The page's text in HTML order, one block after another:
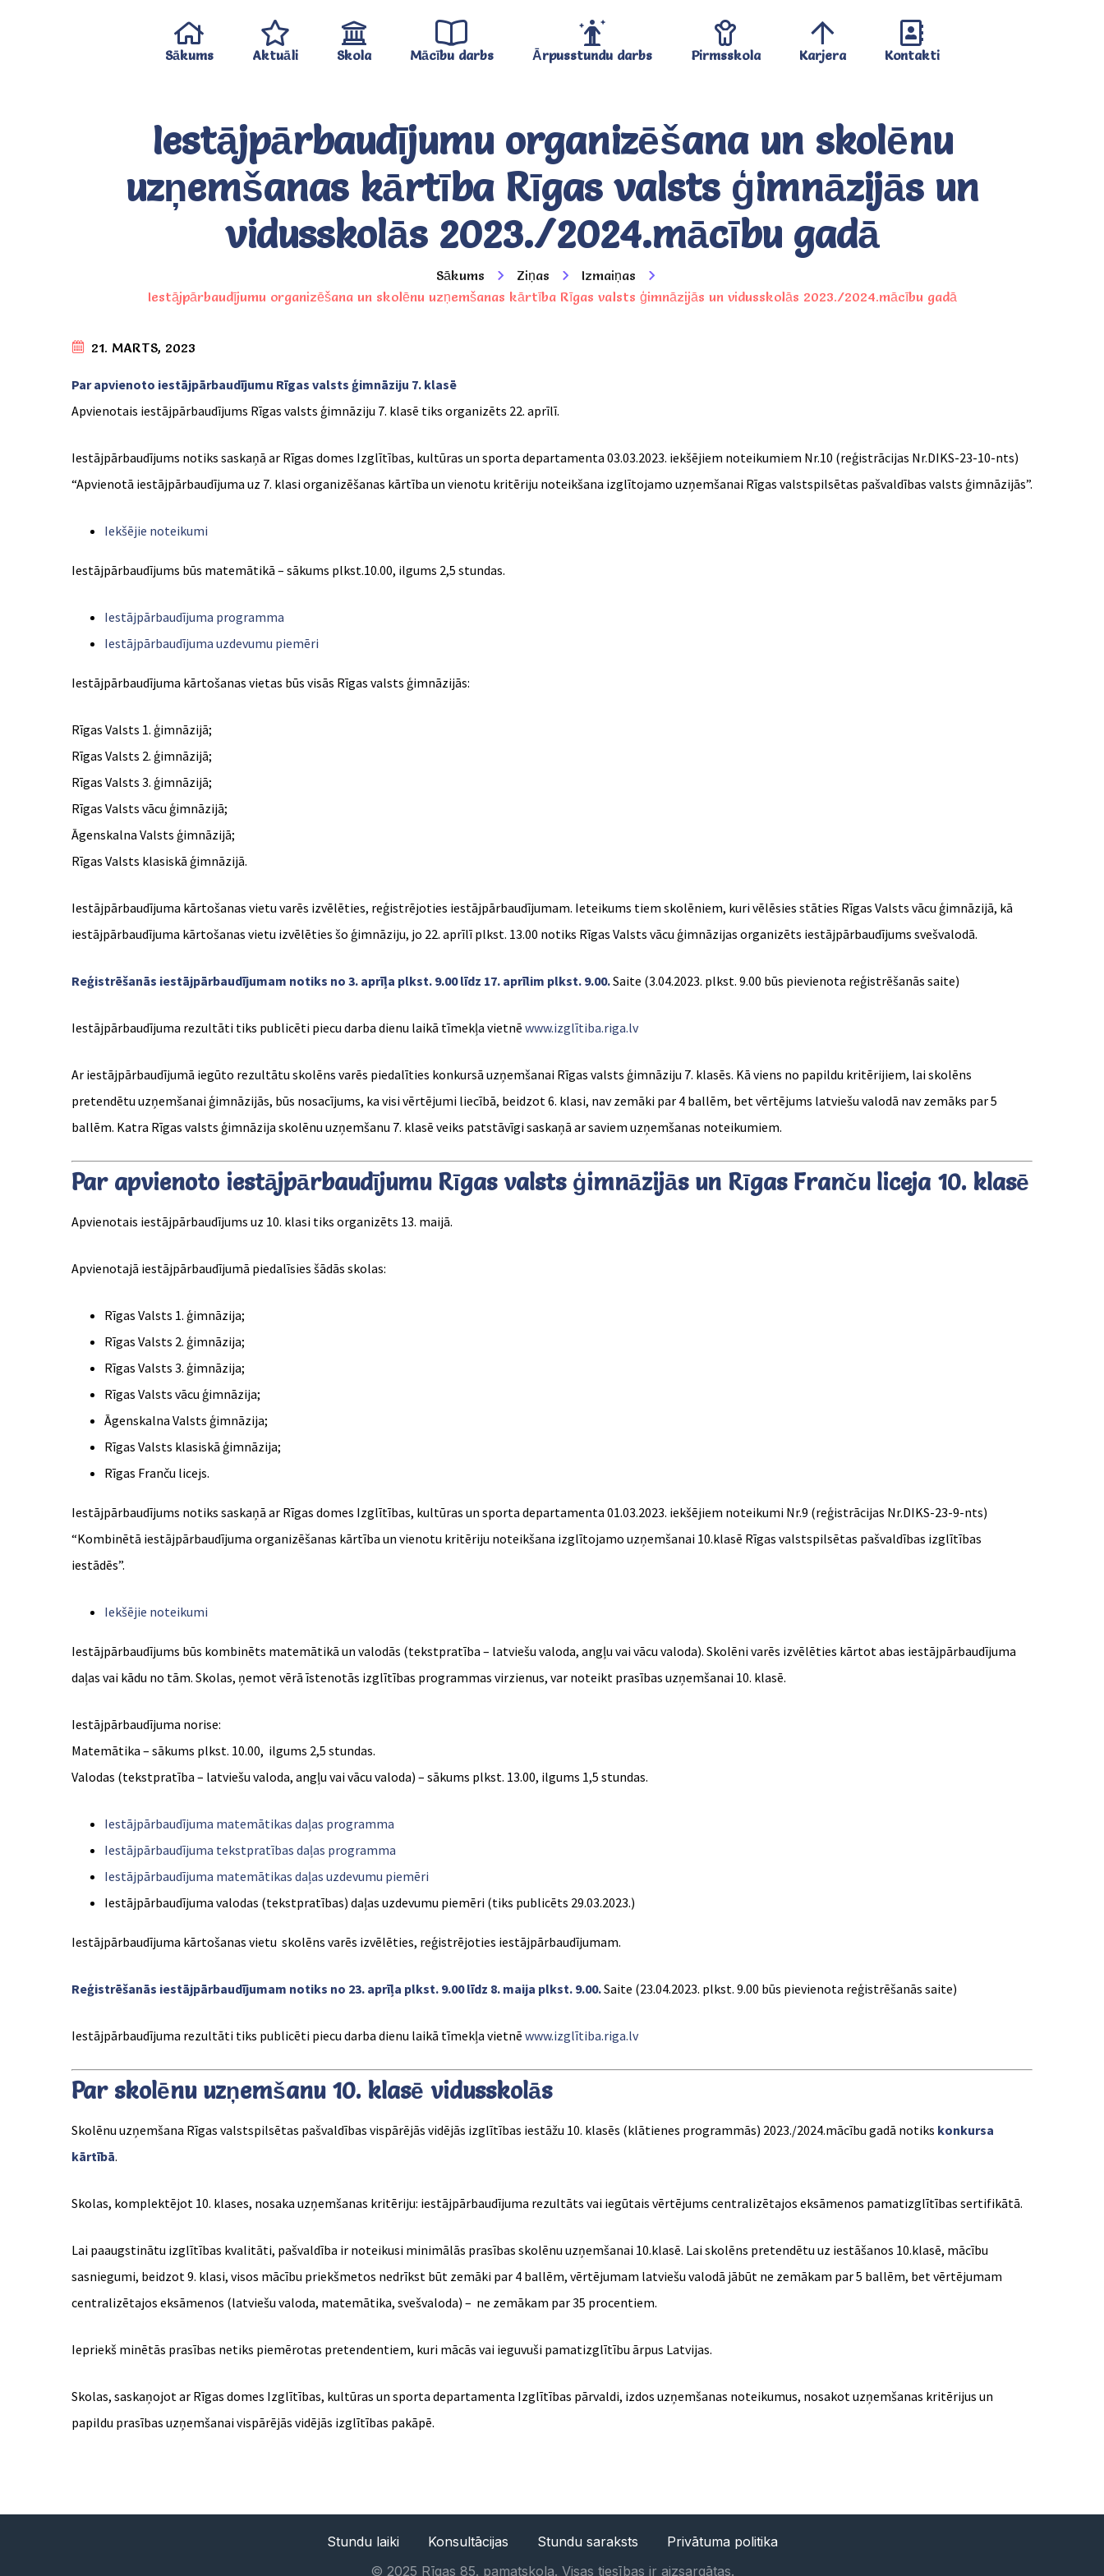
Sākums Aktuāli Skola Mācību darbs Ārpusstundu darbs Pirmsskola Karjera Kontakti
Iestājpārbaudījumu organizēšana un skolēnu
uzņemšanas kārtība Rīgas valsts ģimnāzijās un
vidusskolās 2023./2024.mācību gadā
Sākums Ziņas
Izmaiņas
Iestājpārbaudījumu organizēšana un skolēnu uzņemšanas kārtība Rīgas valsts ģimnāzijās un vidusskolās 2023./2024.mācību gadā
21. MARTS, 2023
Par apvienoto iestājpārbaudījumu Rīgas valsts ģimnāziju 7. klasē
Apvienotais iestājpārbaudījums Rīgas valsts ģimnāziju 7. klasē tiks organizēts 22. aprīlī.
Iestājpārbaudījums notiks saskaņā ar Rīgas domes Izglītības, kultūras un sporta departamenta 03.03.2023. iekšējiem noteikumiem Nr.10 (reģistrācijas Nr.DIKS-23-10-nts)
“Apvienotā iestājpārbaudījuma uz 7. klasi organizēšanas kārtība un vienotu kritēriju noteikšana izglītojamo uzņemšanai Rīgas valstspilsētas pašvaldības valsts ģimnāzijās”.
Iekšējie noteikumi
Iestājpārbaudījums būs matemātikā – sākums plkst.10.00, ilgums 2,5 stundas.
Iestājpārbaudījuma programma
Iestājpārbaudījuma uzdevumu piemēri
Iestājpārbaudījuma kārtošanas vietas būs visās Rīgas valsts ģimnāzijās:
Rīgas Valsts 1. ģimnāzijā;
Rīgas Valsts 2. ģimnāzijā;
Rīgas Valsts 3. ģimnāzijā;
Rīgas Valsts vācu ģimnāzijā;
Āgenskalna Valsts ģimnāzijā;
Rīgas Valsts klasiskā ģimnāzijā.
Iestājpārbaudījuma kārtošanas vietu varēs izvēlēties, reģistrējoties iestājpārbaudījumam. Ieteikums tiem skolēniem, kuri vēlēsies stāties Rīgas Valsts vācu ģimnāzijā, kā
iestājpārbaudījuma kārtošanas vietu izvēlēties šo ģimnāziju, jo 22. aprīlī plkst. 13.00 notiks Rīgas Valsts vācu ģimnāzijas organizēts iestājpārbaudījums svešvalodā.
Reģistrēšanās iestājpārbaudījumam notiks no 3. aprīļa plkst. 9.00 līdz 17. aprīlim plkst. 9.00.Saite (3.04.2023. plkst. 9.00 būs pievienota reģistrēšanās saite)
Iestājpārbaudījuma rezultāti tiks publicēti piecu darba dienu laikā tīmekļa vietnē www.izglītiba.riga.lv
Ar iestājpārbaudījumā iegūto rezultātu skolēns varēs piedalīties konkursā uzņemšanai Rīgas valsts ģimnāziju 7. klasēs. Kā viens no papildu kritērijiem, lai skolēns
pretendētu uzņemšanai ģimnāzijās, būs nosacījums, ka visi vērtējumi liecībā, beidzot 6. klasi, nav zemāki par 4 ballēm, bet vērtējums latviešu valodā nav zemāks par 5
ballēm. Katra Rīgas valsts ģimnāzija skolēnu uzņemšanu 7. klasē veiks patstāvīgi saskaņā ar saviem uzņemšanas noteikumiem.
Par apvienoto iestājpārbaudījumu Rīgas valsts ģimnāzijās un Rīgas Franču liceja 10. klasē
Apvienotais iestājpārbaudījums uz 10. klasi tiks organizēts 13. maijā.
Apvienotajā iestājpārbaudījumā piedalīsies šādās skolas:
Rīgas Valsts 1. ģimnāzija;
Rīgas Valsts 2. ģimnāzija;
Rīgas Valsts 3. ģimnāzija;
Rīgas Valsts vācu ģimnāzija;
Āgenskalna Valsts ģimnāzija;
Rīgas Valsts klasiskā ģimnāzija;
Rīgas Franču licejs.
Iestājpārbaudījums notiks saskaņā ar Rīgas domes Izglītības, kultūras un sporta departamenta 01.03.2023. iekšējiem noteikumi Nr.9 (reģistrācijas Nr.DIKS-23-9-nts)
“Kombinētā iestājpārbaudījuma organizēšanas kārtība un vienotu kritēriju noteikšana izglītojamo uzņemšanai 10.klasē Rīgas valstspilsētas pašvaldības izglītības
iestādēs”.
Iekšējie noteikumi
Iestājpārbaudījums būs kombinēts matemātikā un valodās (tekstpratība – latviešu valoda, angļu vai vācu valoda). Skolēni varēs izvēlēties kārtot abas iestājpārbaudījuma
daļas vai kādu no tām. Skolas, ņemot vērā īstenotās izglītības programmas virzienus, var noteikt prasības uzņemšanai 10. klasē.
Iestājpārbaudījuma norise:
Matemātika – sākums plkst. 10.00, ilgums 2,5 stundas.
Valodas (tekstpratība – latviešu valoda, angļu vai vācu valoda) – sākums plkst. 13.00, ilgums 1,5 stundas.
Iestājpārbaudījuma matemātikas daļas programma
Iestājpārbaudījuma tekstpratības daļas programma
Iestājpārbaudījuma matemātikas daļas uzdevumu piemēri
Iestājpārbaudījuma valodas (tekstpratības) daļas uzdevumu piemēri (tiks publicēts 29.03.2023.)
Iestājpārbaudījuma kārtošanas vietu skolēns varēs izvēlēties, reģistrējoties iestājpārbaudījumam.
Reģistrēšanās iestājpārbaudījumam notiks no 23. aprīļa plkst. 9.00 līdz 8. maija plkst. 9.00.Saite (23.04.2023. plkst. 9.00 būs pievienota reģistrēšanās saite)
Iestājpārbaudījuma rezultāti tiks publicēti piecu darba dienu laikā tīmekļa vietnē www.izglītiba.riga.lv
Par skolēnu uzņemšanu 10. klasē vidusskolās
Skolēnu uzņemšana Rīgas valstspilsētas pašvaldības vispārējās vidējās izglītības iestāžu 10. klasēs (klātienes programmās) 2023./2024.mācību gadā notiks konkursa
kārtībā.
Skolas, komplektējot 10. klases, nosaka uzņemšanas kritēriju: iestājpārbaudījuma rezultāts vai iegūtais vērtējums centralizētajos eksāmenos pamatizglītības sertifikātā.
Lai paaugstinātu izglītības kvalitāti, pašvaldība ir noteikusi minimālās prasības skolēnu uzņemšanai 10.klasē. Lai skolēns pretendētu uz iestāšanos 10.klasē, mācību
sasniegumi, beidzot 9. klasi, visos mācību priekšmetos nedrīkst būt zemāki par 4 ballēm, vērtējumam latviešu valodā jābūt ne zemākam par 5 ballēm, bet vērtējumam
centralizētajos eksāmenos (latviešu valoda, matemātika, svešvaloda) – ne zemākam par 35 procentiem.
Iepriekš minētās prasības netiks piemērotas pretendentiem, kuri mācās vai ieguvuši pamatizglītību ārpus Latvijas.
Skolas, saskaņojot ar Rīgas domes Izglītības, kultūras un sporta departamenta Izglītības pārvaldi, izdos uzņemšanas noteikumus, nosakot uzņemšanas kritērijus un
papildu prasības uzņemšanai vispārējās vidējās izglītības pakāpē.
Stundu laiki Konsultācijas Stundu saraksts
Privātuma politika
© 2025 Rīgas 85. pamatskola. Visas tiesības ir aizsargātas.